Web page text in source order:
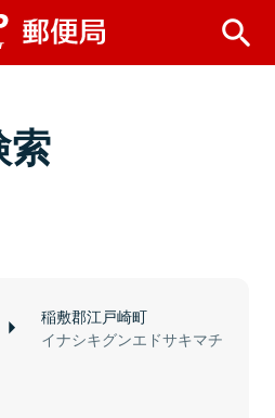
索
稲敷郡江戸崎町
イナシキグンエドサキマチ